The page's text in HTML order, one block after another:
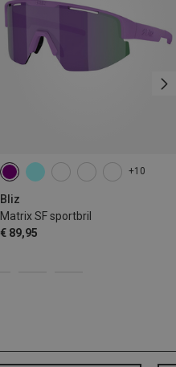
+10
Bliz
Matrix SF sportbril
€ 89,95